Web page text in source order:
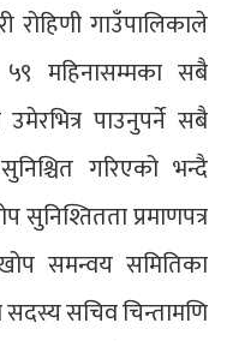
रोहिणी गाउँपालिकाले
महिनासम्मका सबै
पाउनुपर्ने सबै
गरिएको भन्दै
सुनिश्तितता प्रमाणपत्र
समन्वय समितिका
सदस्य सचिव चिन्तामणि